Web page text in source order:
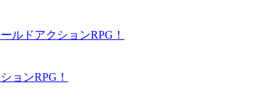
ルドアクションRPG！
ョンRPG！